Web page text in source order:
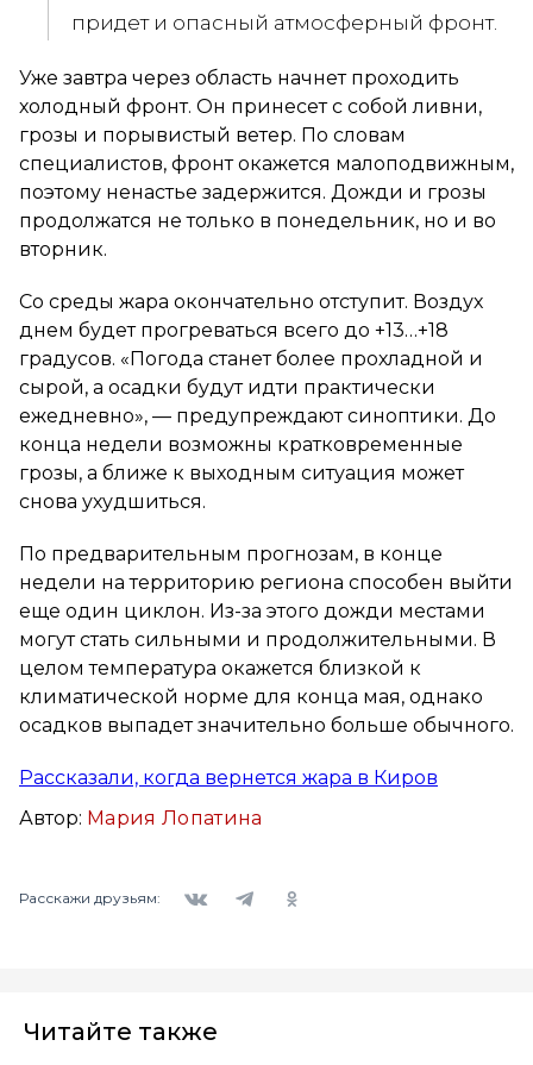
придет и опасный атмосферный фронт.
Уже завтра через область начнет проходить
холодный фронт. Он принесет с собой ливни,
грозы и порывистый ветер. По словам
специалистов, фронт окажется малоподвижным,
поэтому ненастье задержится. Дожди и грозы
продолжатся не только в понедельник, но и во
вторник.
Со среды жара окончательно отступит. Воздух
днем будет прогреваться всего до +13…+18
градусов. «Погода станет более прохладной и
сырой, а осадки будут идти практически
ежедневно», — предупреждают синоптики. До
конца недели возможны кратковременные
грозы, а ближе к выходным ситуация может
снова ухудшиться.
По предварительным прогнозам, в конце
недели на территорию региона способен выйти
еще один циклон. Из-за этого дожди местами
могут стать сильными и продолжительными. В
целом температура окажется близкой к
климатической норме для конца мая, однако
осадков выпадет значительно больше обычного.
Рассказали, когда вернется жара в Киров
Автор: Мария Лопатина
Расскажи друзьям:
Читайте также